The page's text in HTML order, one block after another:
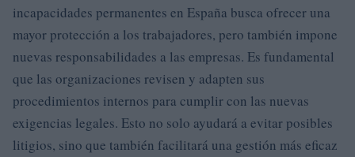
incapacidades permanentes en España busca ofrecer una
mayor protección a los trabajadores, pero también impone
nuevas responsabilidades a las empresas. Es fundamental
que las organizaciones revisen y adapten sus
procedimientos internos para cumplir con las nuevas
exigencias legales. Esto no solo ayudará a evitar posibles
litigios, sino que también facilitará una gestión más eficaz